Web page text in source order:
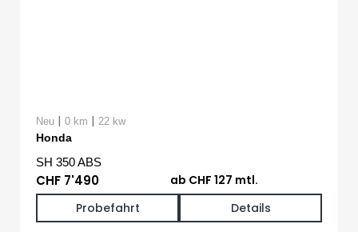
Neu | 0 km | 22 kw
Honda
SH 350 ABS
CHF 7'490
ab CHF 127 mtl.
Probefahrt
Details